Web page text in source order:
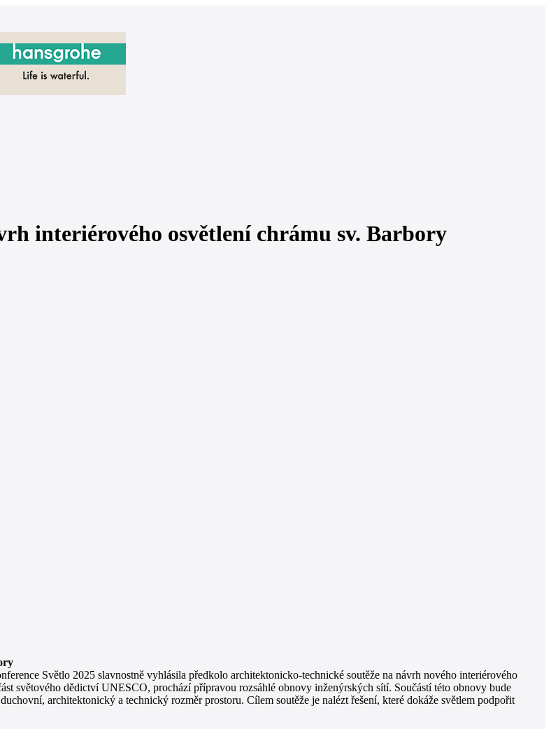
interiérového osvětlení chrámu sv. Barbory
Světlo 2025 slavnostně vyhlásila předkolo architektonicko-technické soutěže na návrh nového interiérového
světového dědictví UNESCO, prochází přípravou rozsáhlé obnovy inženýrských sítí. Součástí této obnovy bude
architektonický a technický rozměr prostoru. Cílem soutěže je nalézt řešení, které dokáže světlem podpořit